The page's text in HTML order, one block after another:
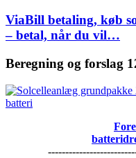
ViaBill betaling, køb
– betal, når du vil…
Beregning og forslag